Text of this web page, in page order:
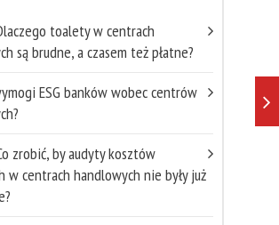
toalety w centrach
są brudne, a czasem też płatne?
ESG banków wobec centrów
zrobić, by audyty kosztów
w centrach handlowych nie były już